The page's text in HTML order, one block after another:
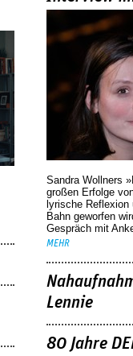
Sandra Wollners
großen Erfolge
lyrische
Bahn geworfen
Gespräch mit
MEHR
Lennie
80 Jahre